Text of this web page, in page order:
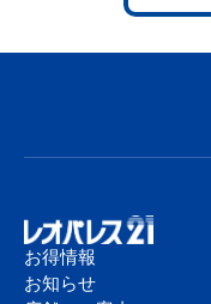
お得情報
お知らせ